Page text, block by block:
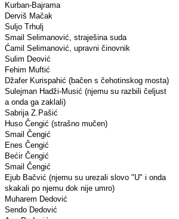
Kurban-Bajrama
Derviš Mačak
Suljo Trhulj
Smail Selimanović, straješina suda
Ćamil Selimanović, upravni činovnik
Sulim Deović
Fehim Muftić
Džafer Kurispahić (bačen s čehotinskog mosta)
Sulejman Hadži-Musić (njemu su razbili čeljust
a onda ga zaklali)
Sabrija Z.Pašić
Huso Čengić (strašno mučen)
Smail Čengić
Enes Čengić
Bećir Čengić
Smail Čengić
Ejub Bačvić (njemu su urezali slovo "U" i onda
skakali po njemu dok nije umro)
Muharem Dedović
Sendo Dedović